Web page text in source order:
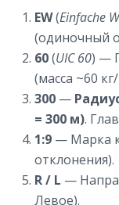
EW(Einfache
(одиночный
60(UIC 60) —
(масса ~60
300 —
= 300 м).
1:9 — Марка
отклонения).
R / L —
Левое).